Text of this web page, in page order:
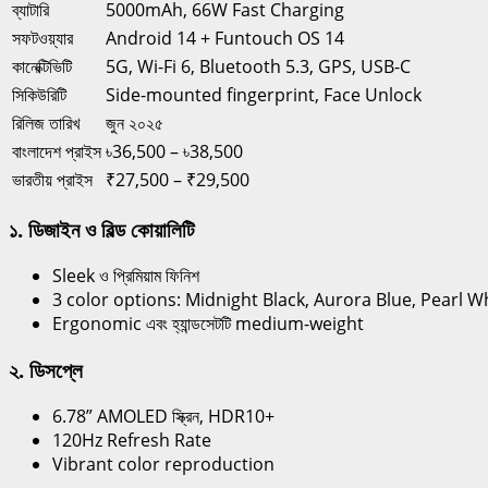
ব্যাটারি
5000mAh, 66W Fast Charging
সফটওয়্যার
Android 14 + Funtouch OS 14
কানেক্টিভিটি
5G, Wi-Fi 6, Bluetooth 5.3, GPS, USB-C
সিকিউরিটি
Side-mounted fingerprint, Face Unlock
রিলিজ তারিখ
জুন ২০২৫
বাংলাদেশ প্রাইস৳36,500 – ৳38,500
ভারতীয় প্রাইস ₹27,500 – ₹29,500
১. ডিজাইন ও বিল্ড কোয়ালিটি
Sleek ও প্রিমিয়াম ফিনিশ
3 color options: Midnight Black, Aurora Blue, Pearl
Ergonomic এবং হ্যান্ডসেটটি medium-weight
২. ডিসপ্লে
6.78” AMOLED স্ক্রিন, HDR10+
120Hz Refresh Rate
Vibrant color reproduction